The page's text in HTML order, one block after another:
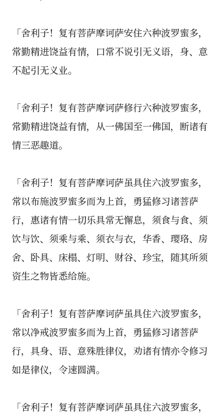
「舍利子！复有菩萨摩诃萨安住六种波罗蜜多，
常勤精进饶益有情，口常不说引无义语，身、意
不起引无义业。
「舍利子！复有菩萨摩诃萨修行六种波罗蜜多，
常勤精进饶益有情，从一佛国至一佛国，断诸有
情三恶趣道。
「舍利子！复有菩萨摩诃萨虽具住六波罗蜜多，
常以布施波罗蜜多而为上首，勇猛修习诸菩萨
行，惠诸有情一切乐具常无懈息，须食与食、须
饮与饮、须乘与乘、须衣与衣，华香、璎珞、房
舍、卧具、床榻、灯明、财谷、珍宝，随其所须
资生之物皆悉给施。
「舍利子！复有菩萨摩诃萨虽具住六波罗蜜多，
常以净戒波罗蜜多而为上首，勇猛修习诸菩萨
行，具身、语、意殊胜律仪，劝诸有情亦令修习
如是律仪，令速圆满。
「舍利子！复有菩萨摩诃萨虽具住六波罗蜜多，